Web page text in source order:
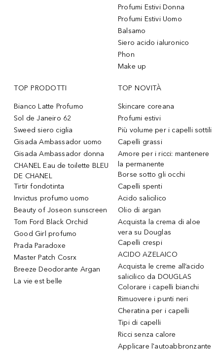
Profumi Estivi Donna
Profumi Estivi Uomo
Balsamo
Siero acido ialuronico
Phon
Make up
TOP PRODOTTI
Bianco Latte Profumo
Sol de Janeiro 62
Sweed siero ciglia
Gisada Ambassador uomo
Gisada Ambassador donna
CHANEL Eau de toilette BLEU
DE CHANEL
Tirtir fondotinta
Invictus profumo uomo
Beauty of Joseon sunscreen
Tom Ford Black Orchid
Good Girl profumo
Prada Paradoxe
Master Patch Cosrx
Breeze Deodorante Argan
La vie est belle
TOP NOVITÀ
Skincare coreana
Profumi estivi
Più volume per i capelli sottili
Capelli grassi
Amore per i ricci: mantenere
la permanente
Borse sotto gli occhi
Capelli spenti
Acido salicilico
Olio di argan
Acquista la crema di aloe
vera su Douglas
Capelli crespi
ACIDO AZELAICO
Acquista le creme all’acido
salicilico da DOUGLAS
Colorare i capelli bianchi
Rimuovere i punti neri
Cheratina per i capelli
Tipi di capelli
Ricci senza calore
Applicare l'autoabbronzante